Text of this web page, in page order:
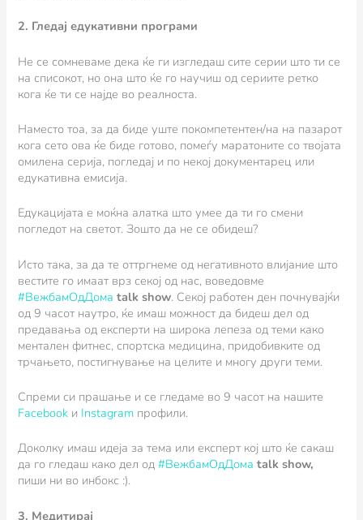
2. Гледај едукативни програми
Не се сомневаме дека ќе ги изгледаш сите серии што ти се
на списокот, но она што ќе го научиш од сериите ретко
кога ќе ти се најде во реалноста.
Наместо тоа, за да биде уште покомпетентен/на на пазарот
кога сето ова ќе биде готово, помеѓу маратоните со твојата
омилена серија, погледај и по некој документарец или
едукативна емисија.
Едукацијата е моќна алатка што умее да ти го смени
погледот на светот. Зошто да не се обидеш?
Исто така, за да те оттргнеме од негативното влијание што
вестите го имаат врз секој од нас, воведовме
#ВежбамОдДома talk show. Секој работен ден почнувајќи
од 9 часот наутро, ќе имаш можност да бидеш дел од
предавања од експерти на широка лепеза од теми како
ментален фитнес, спортска медицина, придобивките од
трчањето, постигнување на целите и многу други теми.
Спреми си прашање и се гледаме во 9 часот на нашите
Facebook и Instagram профили.
Доколку имаш идеја за тема или експерт кој што ќе сакаш
да го гледаш како дел од#ВежбамОдДома talk show,
пиши ни во инбокс :).
3. Медитирај